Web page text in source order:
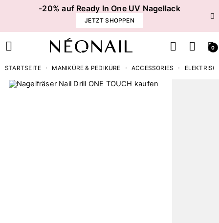
-20% auf Ready In One UV Nagellack
JETZT SHOPPEN
0
STARTSEITE MANIKÜRE & PEDIKÜRE ACCESSORIES